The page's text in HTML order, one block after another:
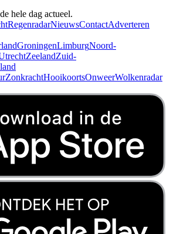
hele dag actueel.
RegenradarNieuwsContactAdverteren
GroningenLimburgNoord-
ZeelandZuid-
ZonkrachtHooikoortsOnweerWolkenradar